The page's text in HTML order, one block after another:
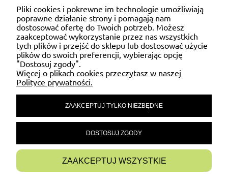
MOJE KONTO
POMOC
MATERIAŁY INFORMACYJNE
INFORMACJE
Pliki cookies i pokrewne im technologie umożliwiają
poprawne działanie strony i pomagają nam
dostosować ofertę do Twoich potrzeb. Możesz
zaakceptować wykorzystanie przez nas wszystkich
tych plików i przejść do sklepu lub dostosować użycie
plików do swoich preferencji, wybierając opcję
"Dostosuj zgody".
Więcej o plikach cookies przeczytasz w naszej
Polityce prywatności.
ZAAKCEPTUJ TYLKO NIEZBĘDNE
DOSTOSUJ ZGODY
ZAAKCEPTUJ WSZYSTKIE